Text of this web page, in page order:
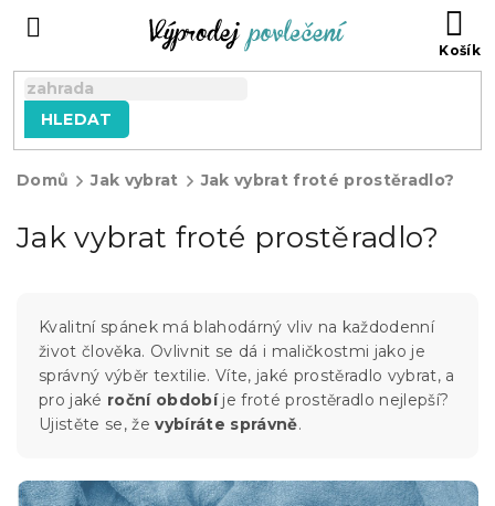
HLEDAT
Domů Jak vybrat Jak vybrat froté prostěradlo?
Jak vybrat froté prostěradlo?
Kvalitní spánek má blahodárný vliv na každodenní
život člověka. Ovlivnit se dá i maličkostmi jako je
správný výběr textilie. Víte, jaké prostěradlo vybrat, a
pro jaké roční obdobíje froté prostěradlo nejlepší?
Ujistěte se, ževybíráte správně.